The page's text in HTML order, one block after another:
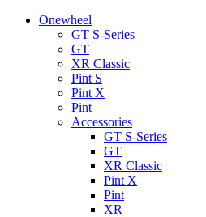
Onewheel
GT S-Series
GT
XR Classic
Pint S
Pint X
Pint
Accessories
GT S-Series
GT
XR Classic
Pint X
Pint
XR